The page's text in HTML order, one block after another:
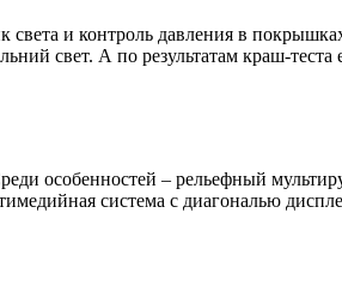
и контроль давления в
свет. А по результатам краш-
особенностей – рельефный
система с диагональю